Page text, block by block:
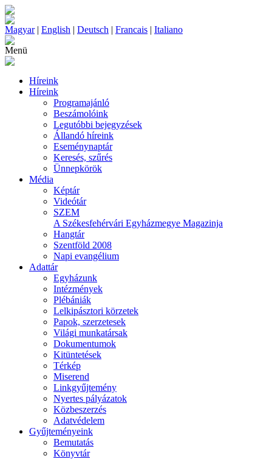
Magyar| English | Deutsch | Francais | Italiano
Menü
Híreink
Híreink
Programajánló
Beszámolóink
Legutóbbi bejegyzések
Állandó híreink
Eseménynaptár
Keresés, szűrés
Ünnepkörök
Média
Képtár
Videótár
SZEM
A Székesfehérvári Egyházmegye Magazinja
Hangtár
Szentföld 2008
Napi evangélium
Adattár
Egyházunk
Intézmények
Plébániák
Lelkipásztori körzetek
Papok, szerzetesek
Világi munkatársak
Dokumentumok
Kitüntetések
Térkép
Miserend
Linkgyűjtemény
Nyertes pályázatok
Közbeszerzés
Adatvédelem
Gyűjteményeink
Bemutatás
Könyvtár